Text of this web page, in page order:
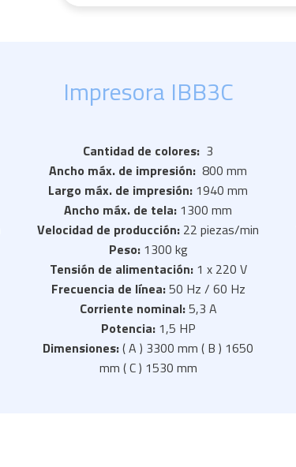
Impresora IBB3C
Cantidad de colores: 3
Ancho máx. de impresión: 800 mm
Largo máx. de impresión: 1940 mm
Ancho máx. de tela: 1300 mm
Velocidad de producción: 22 piezas/min
Peso: 1300 kg
Tensión de alimentación: 1 x 220 V
Frecuencia de línea:50 Hz / 60 Hz
Corriente nominal:5,3 A
Potencia: 1,5 HP
Dimensiones:( A ) 3300 mm ( B ) 1650
mm ( C ) 1530 mm